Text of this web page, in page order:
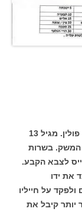
ד" ר דוד ענבר, 66, נולד ברחובות להורים יוצאי פולין. מגיל 13
המשק. בשרות
לצבא הקבע.
את ידו
על חייליו
יותר קיבל את